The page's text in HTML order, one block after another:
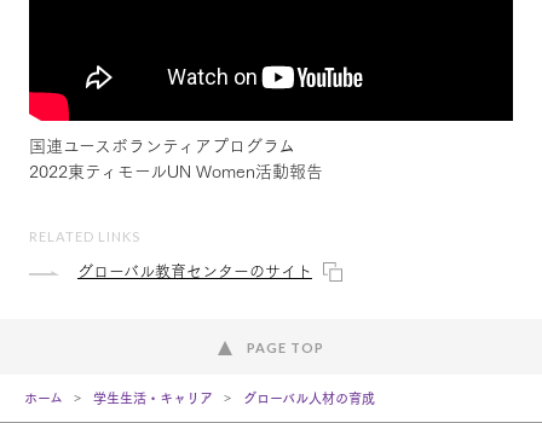
国連ユースボランティアプログラム
2022東ティモールUN Women活動報告
RELATED LINKS
グローバル教育センターのサイト
PAGE TOP
ホーム 学生生活・キャリア グローバル人材の育成